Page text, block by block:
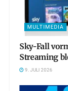
MULTIMEDIA
Sky-Fall
Streaming
9. JULI 2026